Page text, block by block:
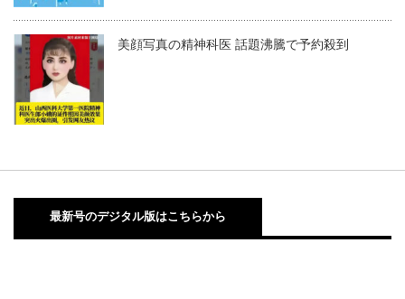
美顔写真の精神科医 話題沸騰で予約殺到
最新号のデジタル版はこちらから